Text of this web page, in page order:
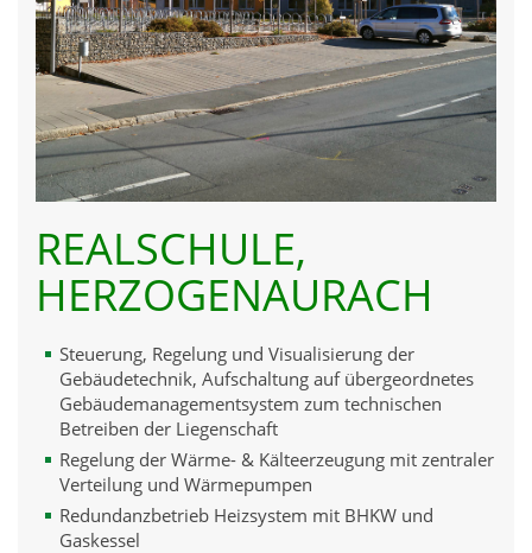
REALSCHULE,
HERZOGENAURACH
Steuerung, Regelung und Visualisierung der
Gebäudetechnik, Aufschaltung auf übergeordnetes
Gebäudemanagementsystem zum technischen
Betreiben der Liegenschaft
Regelung der Wärme- & Kälteerzeugung mit zentraler
Verteilung und Wärmepumpen
Redundanzbetrieb Heizsystem mit BHKW und
Gaskessel